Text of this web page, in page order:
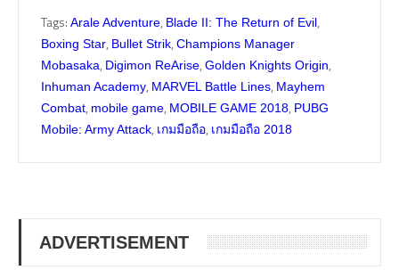
Tags: Arale Adventure, Blade II: The Return of Evil,
Boxing Star, Bullet Strik, Champions Manager
Mobasaka, Digimon ReArise, Golden Knights Origin,
Inhuman Academy, MARVEL Battle Lines, Mayhem
Combat, mobile game, MOBILE GAME 2018, PUBG
Mobile: Army Attack, เกมมือถือ, เกมมือถือ 2018
ADVERTISEMENT